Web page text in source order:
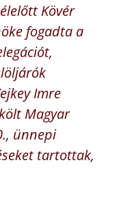
Kövér
fogadta a
Imre
Magyar
ünnepi
tartottak,